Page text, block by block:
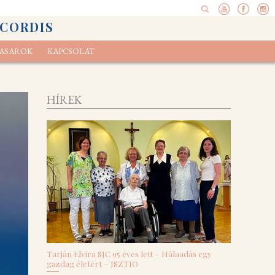
KAPCSOLAT
HÍREK
Tarján Elvira SJC 95 éves lett – Hálaadás egy
gazdag életért – JSZTIO